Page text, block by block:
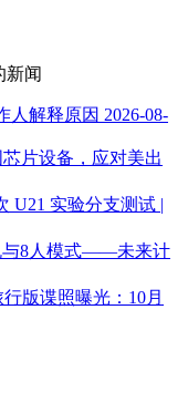
新闻
人解释原因 2026-08-
片设备，应对美出
U21 实验分支测试 |
与8人模式——未来计
版谍照曝光：10月